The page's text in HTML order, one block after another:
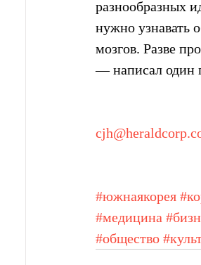
разнообразных
нужно узнавать
мозгов. Разве
— написал один
#южнаякорея
#медицина
#общество